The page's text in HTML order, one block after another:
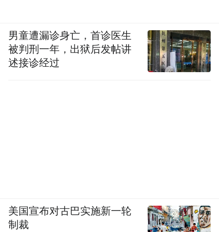
男童遭漏诊身亡，首诊医生
被判刑一年，出狱后发帖讲
述接诊经过
美国宣布对古巴实施新一轮
制裁